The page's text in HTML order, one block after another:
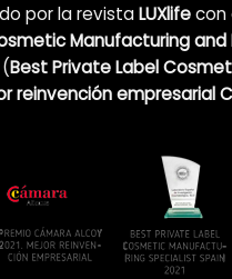
por la revistaLUXlifecon
Manufacturing and
Best Private Label
reinvención empresarial